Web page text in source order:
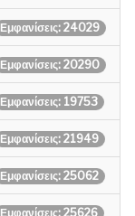
Εμφανίσεις: 24029
Εμφανίσεις: 20290
Εμφανίσεις: 19753
Εμφανίσεις: 21949
Εμφανίσεις: 25062
Εμφανίσεις: 25626